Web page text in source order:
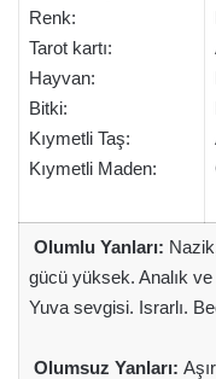
Renk:
Tarot kartı:
Hayvan:
Bitki:
Kıymetli Taş:
Kıymetli Maden:
Olumlu Yanları:
gücü yüksek. Analık
Yuva sevgisi. Israrlı.
Olumsuz Yanları: